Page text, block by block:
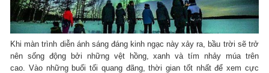
Khi màn trình diễn ánh sáng đáng kinh ngạc này xảy ra, bầu trời sẽ trở
nên sống động bởi những vệt hồng, xanh và tím nhảy múa trên
cao. Vào những buổi tối quang đãng, thời gian tốt nhất để xem cực